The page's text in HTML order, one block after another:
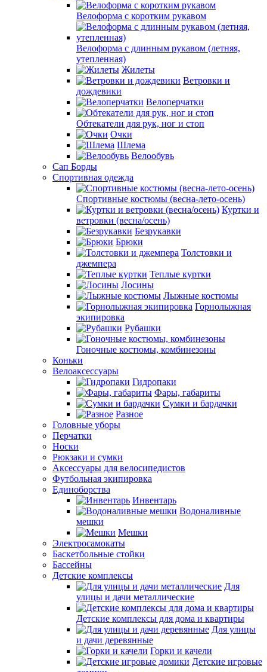
Велоформа с коротким рукавом
Велоформа с длинным рукавом (летняя,
утепленная)
Жилеты
Ветровки и
дождевики
Велоперчатки
Обтекатели для рук, ног и стоп
Очки
Шлема
Велообувь
Сап Борды
Спортивная одежда
Спортивные костюмы (весна-лето-осень)
Куртки и
ветровки (весна/осень)
Безрукавки
Брюки
Толстовки и
джемпера
Теплые куртки
Лосины
Лыжные костюмы
Горнолыжная
экипировка
Рубашки
Гоночные костюмы, комбинезоны
Коньки
Велоаксессуары
Гидропаки
Фары, габариты
Сумки и бардачки
Разное
Головные уборы
Перчатки
Носки
Рюкзаки и сумки
Аксессуары для велосипедистов
Футбольная экипировка
Единоборства
Инвентарь
Водоналивные
мешки
Мешки
Электросамокаты
Баскетбольные стойки
Бассейны
Детские комплексы
Для
улицы и дачи металлические
Детские комплексы для дома и квартиры
Для улицы
и дачи деревянные
Горки и качели
Детские игровые